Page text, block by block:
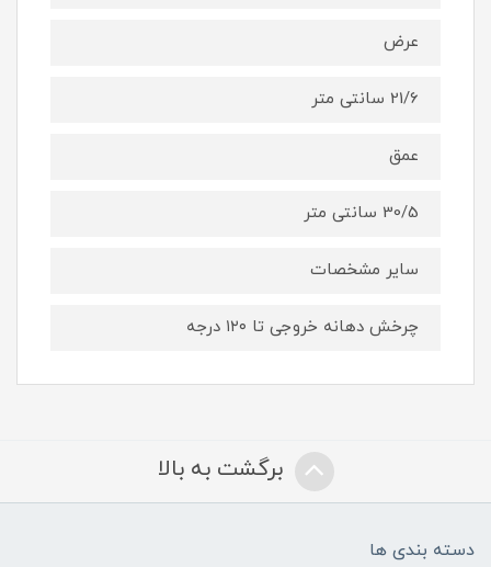
عرض
21/6 سانتی متر
عمق
30/5 سانتی متر
سایر مشخصات
چرخش دهانه خروجی تا ۱۲۰ درجه
برگشت به بالا
دسته بندی ها